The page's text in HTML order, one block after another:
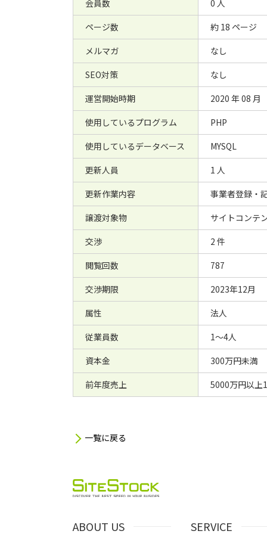
会員数
0 人
ページ数
約 18 ページ
メルマガ
なし
SEO対策
なし
運営開始時期
2020 年 08 月
使用しているプログラム
PHP
使用しているデータベース
MYSQL
更新人員
1 人
更新作業内容
事業者登録・
譲渡対象物
サイトコンテ
交渉
2 件
閲覧回数
787
交渉期限
2023年12月
属性
法人
従業員数
1～4人
資本金
300万円未満
前年度売上
5000万円以上
一覧に戻る
ABOUT US SERVICE